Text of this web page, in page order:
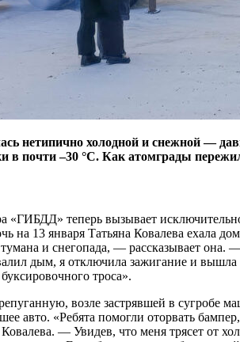
нетипично холодной и снежной —
в почти –30 °C. Как атомграды
«ГИБДД» теперь вызывает
на 13 января Татьяна Ковалева ехала
и снегопада, — рассказывает
дым, я отключила зажигание и
троса».
возле застрявшей в
авто. «Ребята помогли оторвать
— Увидев, что меня трясет от